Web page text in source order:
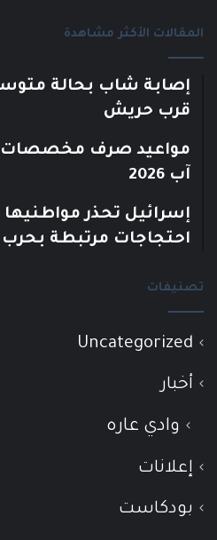
المقالات الأكثر مشاهدة
إصابة شاب بحالة
قرب حريش
مواعيد صرف مخصصات
آب 2026
إسرائيل تحذر مواطنيها
احتجاجات مرتبطة بحرب
تصنيفات
Uncategorized
أخبار
وادي عاره
إعلانات
بودكاست